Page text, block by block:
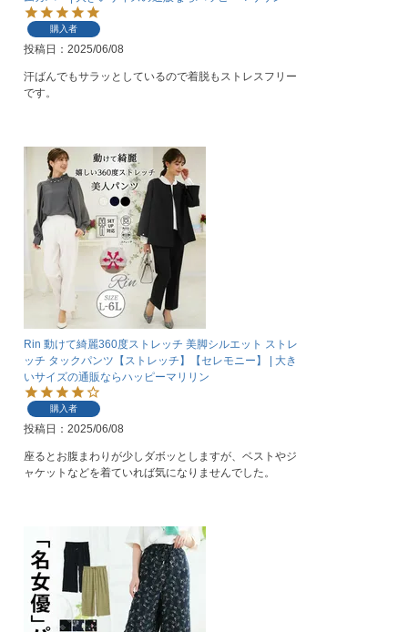
購入者
投稿日 2025/06/08
汗ばんでもサラッとしているので着脱もストレスフリー
です。
Rin 動けて綺麗360度ストレッチ 美脚シルエット ストレ
ッチ タックパンツ【ストレッチ】【セレモニー】 | 大き
いサイズの通販ならハッピーマリリン
購入者
投稿日 2025/06/08
座るとお腹まわりが少しダボッとしますが、ベストやジ
ャケットなどを着ていれば気になりませんでした。